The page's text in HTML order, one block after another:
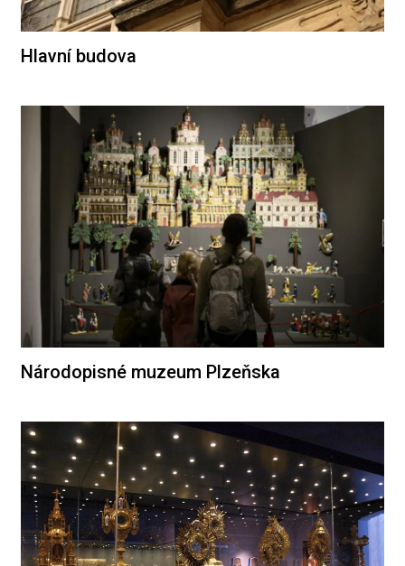
Hlavní budova
Národopisné muzeum Plzeňska